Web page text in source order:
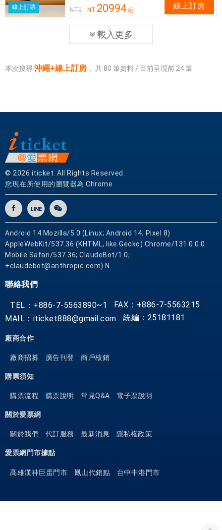
線上訂票 NT0 NT 20994 起 線上訂房
載入更多
本次搜尋 沖繩+線上訂房 ， 共 80 筆資料 / 目前呈現前 24 筆
© 2026 iticket. All Rights Reserved.
您現在所使用的瀏覽器為 Chrome
Android 14 Mozilla/5.0 (Linux; Android 14; Pixel 8)
AppleWebKit/537.36 (KHTML, like Gecko) Chrome/131.0.0.0
Mobile Safari/537.36; ClaudeBot/1.0;
+claudebot@anthropic.com) N
聯絡我們
TEL：+886-7-5563890~1
FAX：+886-7-5563215
MAIL：iticket888@gmail.com
統編：25181181
廠商合作
廠商招募 廣告刊登 商戶核銷
購票須知
購票流程 購票說明 常見Q&A 電子票說明
關於愛票網
關於我們 代訂服務 最新消息 隱私權政策
愛票網門市據點
高雄漢神巨蛋門市 鳳山代銷點 台中中港門市